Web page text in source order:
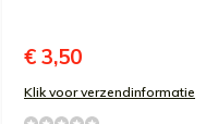
€ 3,50
Klik voor verzendinformatie